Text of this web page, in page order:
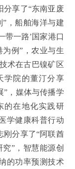
分享了“东南亚废
，船舶海洋与建
带一路’国家港口
例”，农业与生
术在古巴镍矿区
学院的董汀分享
”，媒体与传播学
的在地化实践研
学健康科普行动
刚分享了“阿联酋
”，智慧能源创
的功率预测技术